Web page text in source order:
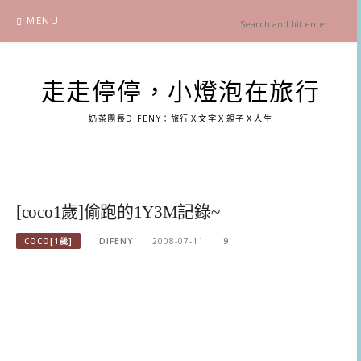
content
MENU
走走停停，小燈泡在旅行
奶茶團長DIFENY：旅行Ｘ文字Ｘ親子Ｘ人生
[coco1歲]偷跑的1Y3M記錄~
COCO[1歲] DIFENY 2008-07-11 9